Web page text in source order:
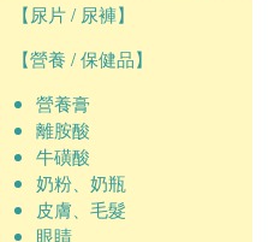
【尿片 / 尿褲】
【營養 / 保健品】
營養膏
離胺酸
牛磺酸
奶粉、奶瓶
皮膚、毛髮
眼睛